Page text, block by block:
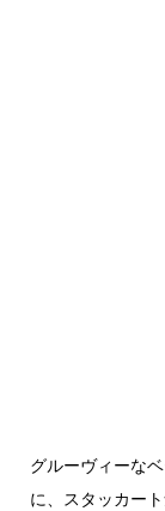
グルーヴィーな
に、スタッカー